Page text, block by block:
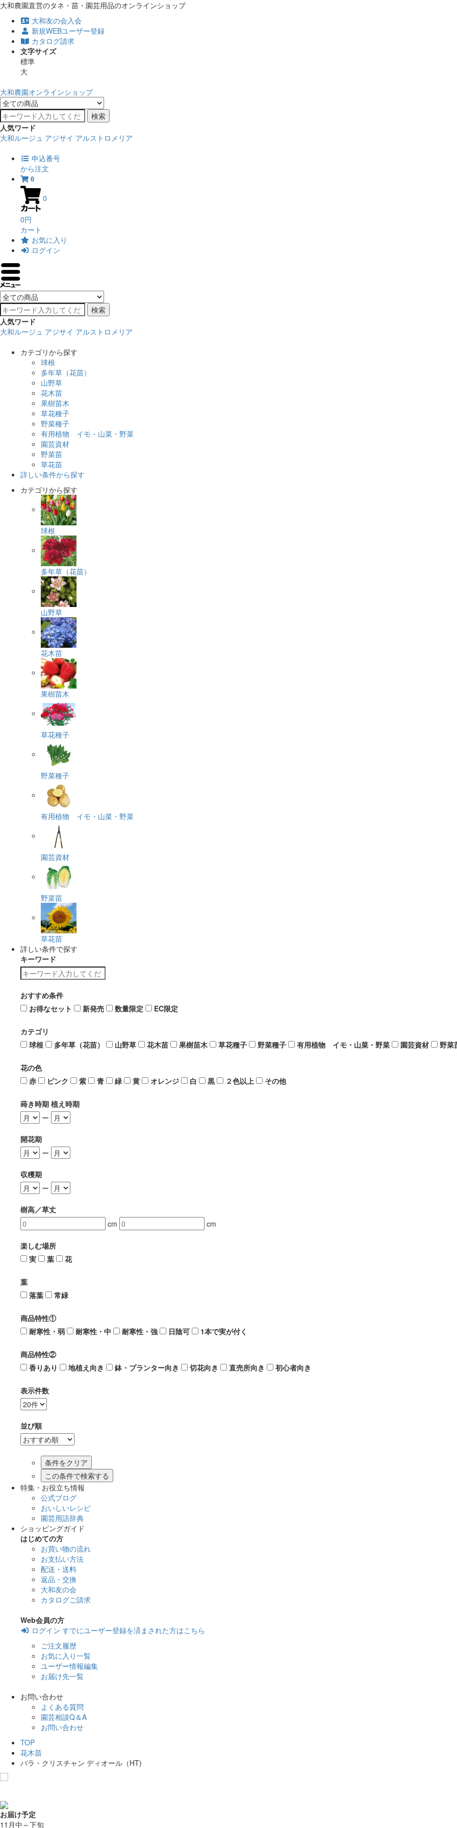
大和農園直営のタネ・苗・園芸用品のオンラインショップ
大和友の会入会
新規WEBユーザー登録
カタログ請求
文字サイズ
標準
大
大和農園オンラインショップ
検索
人気ワード
大和ルージュ アジサイ アルストロメリア
申込番号
から注文
0
0
0円
カート
お気に入り
ログイン
検索
人気ワード
大和ルージュ アジサイ アルストロメリア
カテゴリから探す
球根
多年草（花苗）
山野草
花木苗
果樹苗木
草花種子
野菜種子
有用植物 イモ・山菜・野菜
園芸資材
野菜苗
草花苗
詳しい条件から探す
カテゴリから探す
球根
多年草（花苗）
山野草
花木苗
果樹苗木
草花種子
野菜種子
有用植物 イモ・山菜・野菜
園芸資材
野菜苗
草花苗
詳しい条件で探す
キーワード
おすすめ条件
お得なセット
新発売 数量限定 EC限定
カテゴリ
球根
多年草（花苗） 山野草 花木苗 果樹苗木 草花種子 野菜種子 有用植物 イモ・山菜・野菜 園芸資材 野菜
花の色
赤
ピンク 紫 青 緑 黄 オレンジ 白 黒 ２色以上 その他
蒔き時期 植え時期
ー
開花期
ー
収穫期
ー
樹高／草丈
cm
cm
楽しむ場所
実
葉 花
葉
落葉
常緑
商品特性①
耐寒性・弱
耐寒性・中 耐寒性・強 日陰可 1本で実が付く
商品特性②
香りあり
地植え向き 鉢・プランター向き 切花向き 直売所向き 初心者向き
表示件数
並び順
この条件で検索する
特集・お役立ち情報
公式ブログ
おいしいレシピ
園芸用語辞典
ショッピングガイド
はじめての方
お買い物の流れ
お支払い方法
配送・送料
返品・交換
大和友の会
カタログご請求
Web会員の方
ログイン すでにユーザー登録を済まされた方はこちら
ご注文履歴
お気に入り一覧
ユーザー情報編集
お届け先一覧
お問い合わせ
よくある質問
園芸相談Q＆A
お問い合わせ
TOP
花木苗
バラ・クリスチャン ディオール（HT)
お届け予定
11月中～下旬